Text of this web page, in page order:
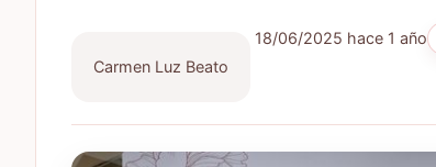
Carmen Luz Beato
18/06/2025 hace 1 año